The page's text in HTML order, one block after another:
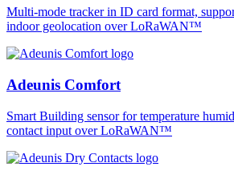
Multi-mode tracker in ID card format,
indoor geolocation over LoRaWAN™
Adeunis Comfort
Smart Building sensor for temperature
contact input over LoRaWAN™